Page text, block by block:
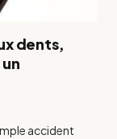
dents,
accident